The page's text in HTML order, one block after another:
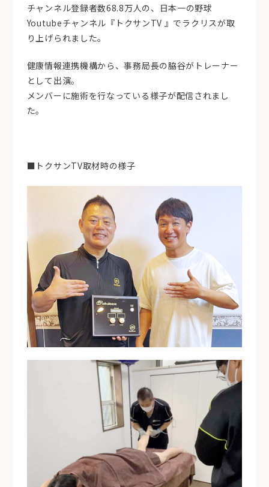
チャンネル登録者数68.8万人の、日本一の野球
Youtubeチャンネル『トクサンTV 』でラクリスが取
り上げられました。
健康情報連携機構から、事務局長の脇谷がトレーナー
として出演。
メンバーに施術を行なっている様子が配信されまし
た。
■トクサンTV取材時の様子